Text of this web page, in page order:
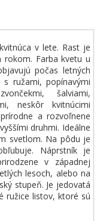
v lete. Rast je
rokom. Farba kvetu u
počas letných
ružami, popínavými
šalviami,
neskôr kvitnúcimi
a rozvoľnene
druhmi. Ideálne
svetlom. Na pôdu je
Náprstník je
v západnej
lesoch, alebo na
stupeň. Je jedovatá
ružice listov, ktoré sú